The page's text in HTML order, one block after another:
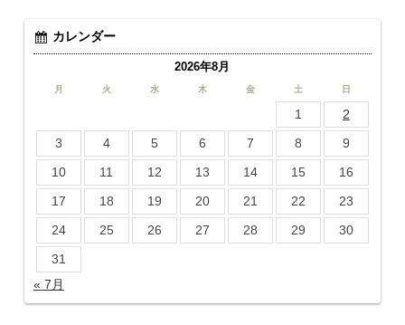
カレンダー
2026年8月
月 火 水 木 金 土 日
1
2
3
4 5 6 7 8
9
10
11 12 13 14 15
16
17
18 19 20 21 22
23
24
25 26 27 28 29
30
31
« 7月